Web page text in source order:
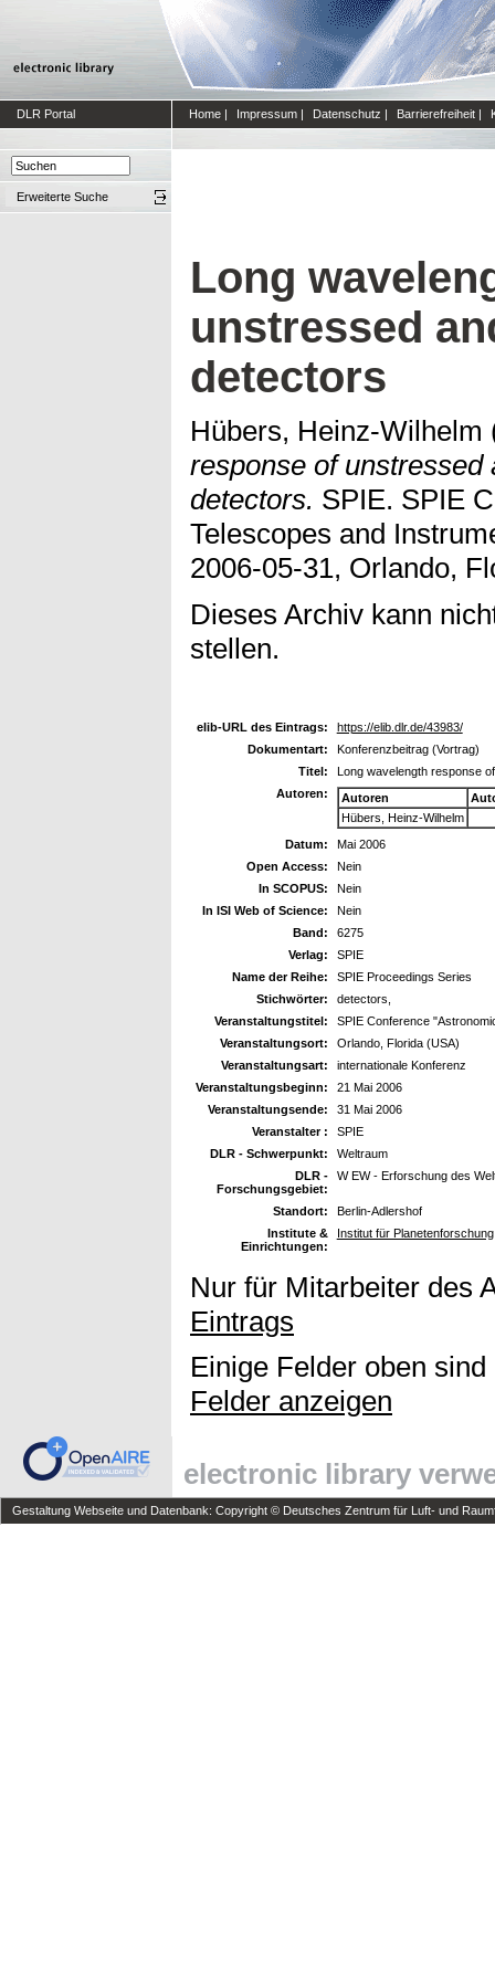
DLR Portal Home | Impressum | Datenschutz | Barrierefreiheit |
Erweiterte Suche
Long
unstressed
detectors
Hübers, Heinz-Wilhelm
response of unstressed
detectors. SPIE. SPIE
Telescopes and
2006-05-31, Orlando,
Dieses Archiv kann
stellen.
elib-URL des Eintrags:
https://elib.dlr.de/43983/
Dokumentart:
Konferenzbeitrag (Vortrag)
Titel:
Long wavelength response
Autoren:
Autoren
Hübers, Heinz-Wilhelm
Datum:
Mai 2006
Open Access:
Nein
In SCOPUS:
Nein
In ISI Web of Science:
Nein
Band:
6275
Verlag:
SPIE
Name der Reihe:
SPIE Proceedings Series
Stichwörter:
detectors,
Veranstaltungstitel:
SPIE Conference
Veranstaltungsort:
Orlando, Florida (USA)
Veranstaltungsart:
internationale Konferenz
Veranstaltungsbeginn:
21 Mai 2006
Veranstaltungsende:
31 Mai 2006
Veranstalter :
SPIE
DLR - Schwerpunkt:
Weltraum
DLR -
Forschungsgebiet:
W EW - Erforschung des
Standort:
Berlin-Adlershof
Institute &
Einrichtungen:
Institut für Planetenforschung
Nur für Mitarbeiter des
Eintrags
Einige Felder oben
Felder anzeigen
electronic library
Gestaltung Webseite und Datenbank: Copyright © Deutsches Zentrum für Luft- und